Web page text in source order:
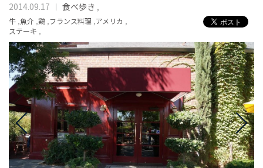
2014.09.17 食べ歩き ,
牛 ,魚介 ,鶏 ,フランス料理 ,アメリカ ,
ステーキ ,